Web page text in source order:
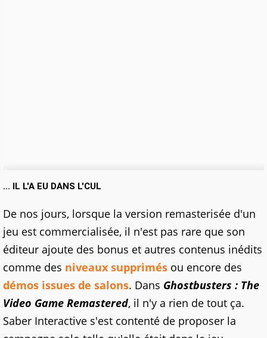
... IL L'A EU DANS L'CUL
De nos jours, lorsque la version remasterisée d'un
jeu est commercialisée, il n'est pas rare que son
éditeur ajoute des bonus et autres contenus inédits
comme des niveaux supprimés ou encore des
démos issues de salons. Dans Ghostbusters : The
Video Game Remastered, il n'y a rien de tout ça.
Saber Interactive s'est contenté de proposer la